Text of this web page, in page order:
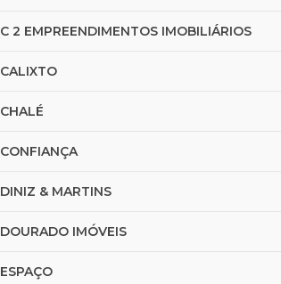
C 2 EMPREENDIMENTOS IMOBILIÁRIOS
CALIXTO
CHALÉ
CONFIANÇA
DINIZ & MARTINS
DOURADO IMÓVEIS
ESPAÇO